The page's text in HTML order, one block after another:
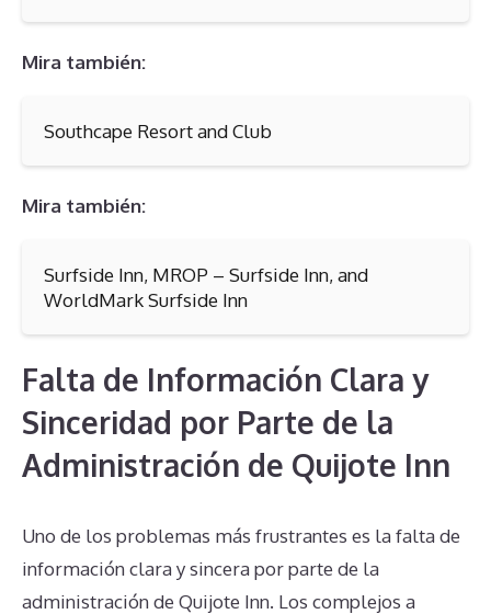
Mira también:
Southcape Resort and Club
Mira también:
Surfside Inn, MROP – Surfside Inn, and
WorldMark Surfside Inn
Falta de Información Clara y
Sinceridad por Parte de la
Administración de Quijote Inn
Uno de los problemas más frustrantes es la falta de
información clara y sincera por parte de la
administración de Quijote Inn. Los complejos a